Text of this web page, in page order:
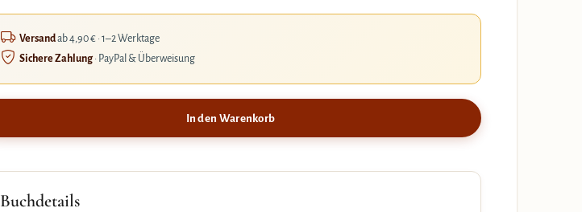
Versandab 4,90 € · 1–2 Werktage
Sichere Zahlung· PayPal & Überweisung
In den Warenkorb
Buchdetails